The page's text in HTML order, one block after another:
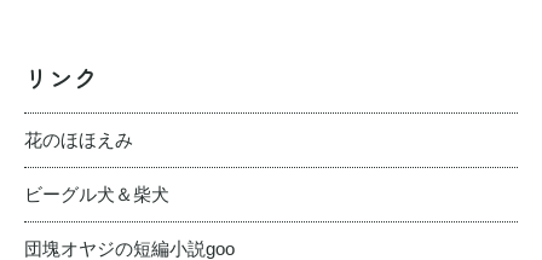
リンク
花のほほえみ
ビーグル犬＆柴犬
団塊オヤジの短編小説goo